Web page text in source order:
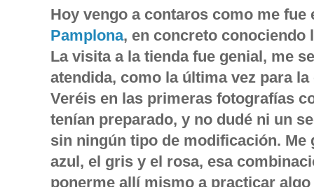
Hoy vengo a contaros como me
Pamplona, en concreto conociendo
La visita a la tienda fue genial, me
atendida, como la última vez para
Veréis en las primeras fotografías
tenían preparado, y no dudé ni un
sin ningún tipo de modificación. Me
azul, el gris y el rosa, esa
ponerme allí mismo a practicar